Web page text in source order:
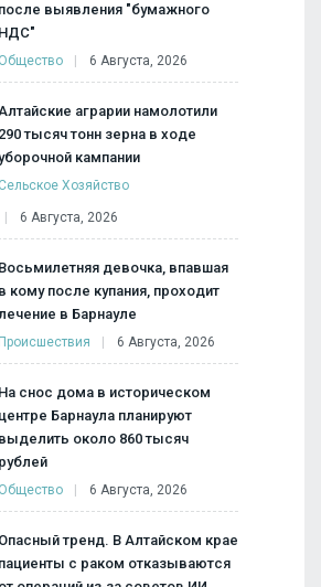
после выявления "бумажного
НДС"
Общество 6 Августа, 2026
Алтайские аграрии намолотили
290 тысяч тонн зерна в ходе
кампании
Сельское Хозяйство
6 Августа, 2026
Восьмилетняя девочка, впавшая
в кому после купания, проходит
в Барнауле
Происшествия 6 Августа, 2026
На снос дома в историческом
центре Барнаула планируют
выделить около 860 тысяч
рублей
Общество 6 Августа, 2026
Опасный тренд. В Алтайском крае
пациенты с раком отказываются